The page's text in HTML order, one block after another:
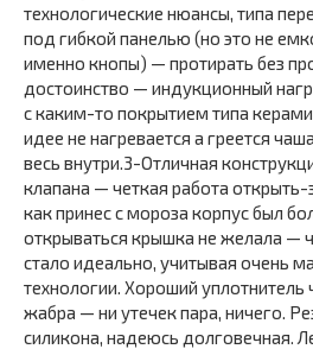
технологические нюансы, типа
под гибкой панелью (но это не
именно кнопы) — протирать без
достоинство — индукционный
с каким-то покрытием типа
идее не нагревается а греется
весь внутри.3-Отличная
клапана — четкая работа открыть-
как принес с мороза корпус был
открываться крышка не желала —
стало идеально, учитывая очень
технологии. Хороший уплотнитель
жабра — ни утечек пара, ничего.
силикона, надеюсь долговечная.